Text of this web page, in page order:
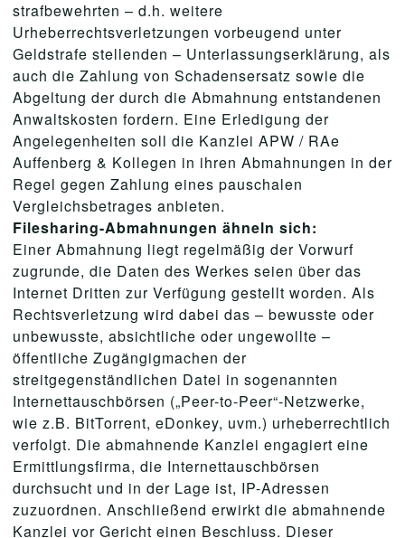
strafbewehrten – d.h. weitere
Urheberrechtsverletzungen vorbeugend unter
Geldstrafe stellenden – Unterlassungserklärung, als
auch die Zahlung von Schadensersatz sowie die
Abgeltung der durch die Abmahnung entstandenen
Anwaltskosten fordern. Eine Erledigung der
Angelegenheiten soll die Kanzlei APW / RAe
Auffenberg & Kollegen in ihren Abmahnungen in der
Regel gegen Zahlung eines pauschalen
Vergleichsbetrages anbieten.
Filesharing-Abmahnungen ähneln sich:
Einer Abmahnung liegt regelmäßig der Vorwurf
zugrunde, die Daten des Werkes seien über das
Internet Dritten zur Verfügung gestellt worden. Als
Rechtsverletzung wird dabei das – bewusste oder
unbewusste, absichtliche oder ungewollte –
öffentliche Zugängigmachen der
streitgegenständlichen Datei in sogenannten
Internettauschbörsen („Peer-to-Peer“-Netzwerke,
wie z.B. BitTorrent, eDonkey, uvm.) urheberrechtlich
verfolgt. Die abmahnende Kanzlei engagiert eine
Ermittlungsfirma, die Internettauschbörsen
durchsucht und in der Lage ist, IP-Adressen
zuzuordnen. Anschließend erwirkt die abmahnende
Kanzlei vor Gericht einen Beschluss. Dieser